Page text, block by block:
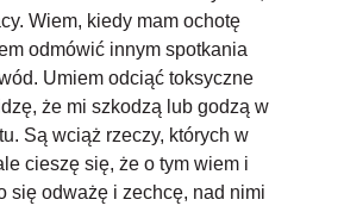
Wiem, kiedy mam ochotę
odmówić innym spotkania
Umiem odciąć toksyczne
że mi szkodzą lub godzą w
Są wciąż rzeczy, których w
cieszę się, że o tym wiem i
się odważę i zechcę, nad nimi